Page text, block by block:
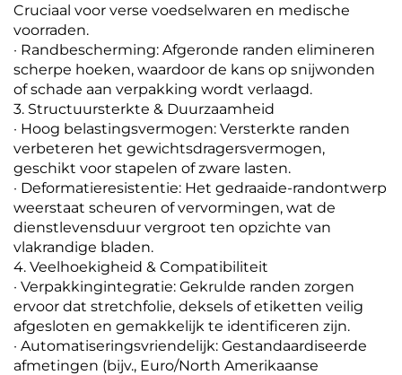
Cruciaal voor verse voedselwaren en medische
voorraden.
· Randbescherming: Afgeronde randen elimineren
scherpe hoeken, waardoor de kans op snijwonden
of schade aan verpakking wordt verlaagd.
3. Structuursterkte & Duurzaamheid
· Hoog belastingsvermogen: Versterkte randen
verbeteren het gewichtsdragersvermogen,
geschikt voor stapelen of zware lasten.
· Deformatieresistentie: Het gedraaide-randontwerp
weerstaat scheuren of vervormingen, wat de
dienstlevensduur vergroot ten opzichte van
vlakrandige bladen.
4. Veelhoekigheid & Compatibiliteit
· Verpakkingintegratie: Gekrulde randen zorgen
ervoor dat stretchfolie, deksels of etiketten veilig
afgesloten en gemakkelijk te identificeren zijn.
· Automatiseringsvriendelijk: Gestandaardiseerde
afmetingen (bijv., Euro/North Amerikaanse